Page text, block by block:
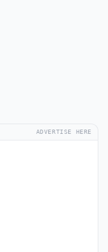
ADVERTISE HERE